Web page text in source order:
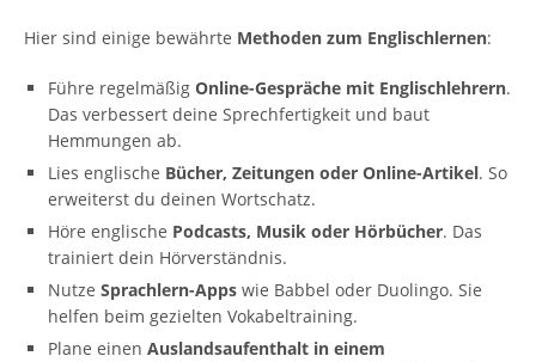
Hier sind einige bewährte Methoden zum Englischlernen:
Führe regelmäßig Online-Gespräche mit Englischlehrern.
Das verbessert deine Sprechfertigkeit und baut
Hemmungen ab.
Lies englische Bücher, Zeitungen oder Online-Artikel. So
erweiterst du deinen Wortschatz.
Höre englische Podcasts, Musik oder Hörbücher. Das
trainiert dein Hörverständnis.
Nutze Sprachlern-Apps wie Babbel oder Duolingo. Sie
helfen beim gezielten Vokabeltraining.
Plane einen Auslandsaufenthalt in einem